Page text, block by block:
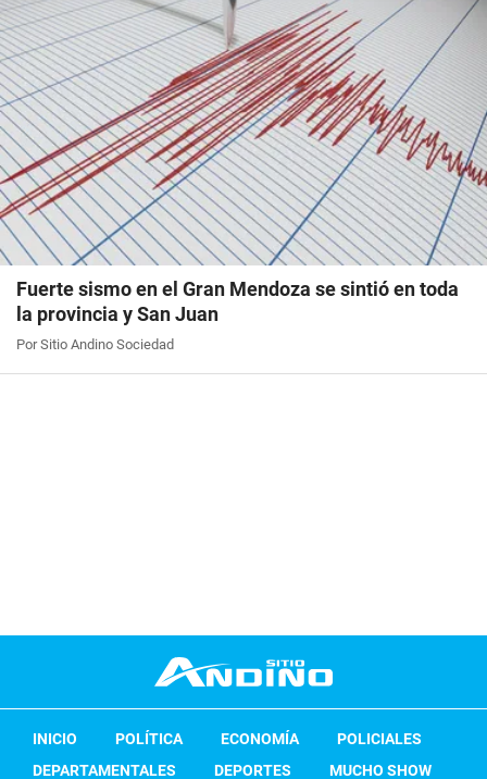
Fuerte sismo en el Gran Mendoza se sintió en toda
la provincia y San Juan
Por Sitio Andino Sociedad
INICIO POLÍTICA ECONOMÍA
POLICIALES
DEPARTAMENTALES
DEPORTES MUCHO SHOW